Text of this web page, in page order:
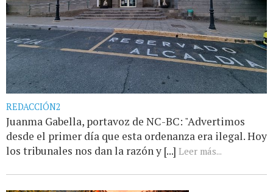
REDACCIÓN2
Juanma Gabella, portavoz de NC-BC: "Advertimos
desde el primer día que esta ordenanza era ilegal. Hoy
los tribunales nos dan la razón y [...] Leer más...